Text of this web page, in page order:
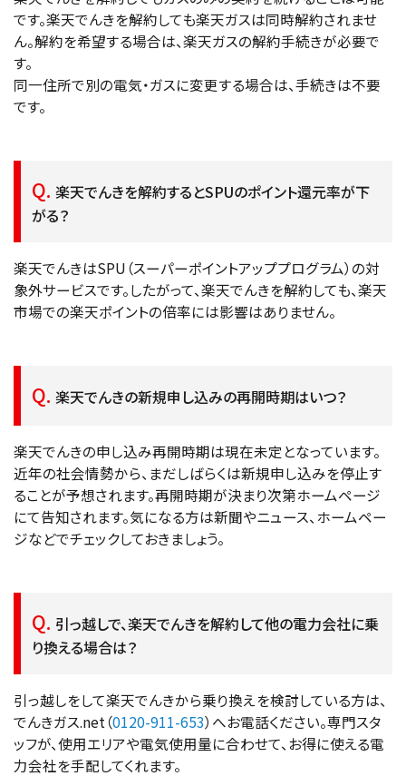
です。楽天でんきを解約しても楽天ガスは同時解約されませ
ん。解約を希望する場合は、楽天ガスの解約手続きが必要で
す。
同一住所で別の電気・ガスに変更する場合は、手続きは不要
です。
楽天でんきを解約するとSPUのポイント還元率が下
がる？
楽天でんきはSPU（スーパーポイントアッププログラム）の対
象外サービスです。したがって、楽天でんきを解約しても、楽天
市場での楽天ポイントの倍率には影響はありません。
楽天でんきの新規申し込みの再開時期はいつ？
楽天でんきの申し込み再開時期は現在未定となっています。
近年の社会情勢から、まだしばらくは新規申し込みを停止す
ることが予想されます。再開時期が決まり次第ホームページ
にて告知されます。気になる方は新聞やニュース、ホームペー
ジなどでチェックしておきましょう。
引っ越しで、楽天でんきを解約して他の電力会社に乗
り換える場合は？
引っ越しをして楽天でんきから乗り換えを検討している方は、
でんきガス.net（0120-911-653）へお電話ください。専門スタ
ッフが、使用エリアや電気使用量に合わせて、お得に使える電
力会社を手配してくれます。